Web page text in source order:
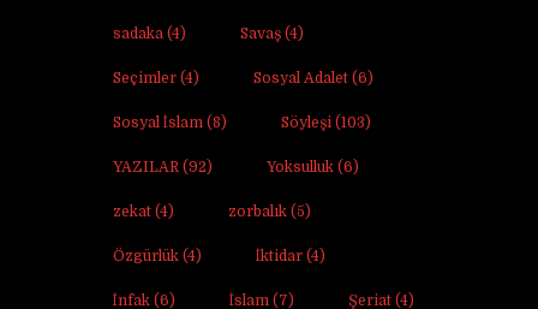
sadaka (4) Savaş (4)
Seçimler (4) Sosyal Adalet (6)
Sosyal İslam (8) Söyleşi (103)
YAZILAR (92) Yoksulluk (6)
zekat (4) zorbalık (5)
Özgürlük (4) İktidar (4)
İnfak (6) İslam (7) Şeriat (4)